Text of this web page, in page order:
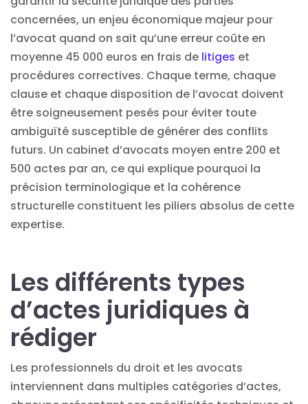
concernées, un enjeu économique majeur pour
l’avocat quand on sait qu’une erreur coûte en
moyenne 45 000 euros en frais de litiges et
procédures correctives. Chaque terme, chaque
clause et chaque disposition de l’avocat doivent
être soigneusement pesés pour éviter toute
ambiguïté susceptible de générer des conflits
futurs. Un cabinet d’avocats moyen entre 200 et
500 actes par an, ce qui explique pourquoi la
précision terminologique et la cohérence
structurelle constituent les piliers absolus de cette
expertise.
Les différents types
d’actes juridiques à
rédiger
Les professionnels du droit et les avocats
interviennent dans multiples catégories d’actes,